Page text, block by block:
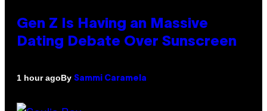
Gen Z Is Having an Massive
Dating Debate Over Sunscreen
1 hour agoBy Sammi Caramela